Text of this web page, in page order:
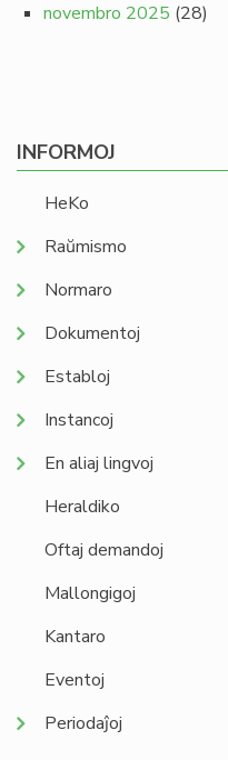
novembro 2025 (28)
INFORMOJ
HeKo
Raŭmismo
Normaro
Dokumentoj
Establoj
Instancoj
En aliaj lingvoj
Heraldiko
Oftaj demandoj
Mallongigoj
Kantaro
Eventoj
Periodaĵoj